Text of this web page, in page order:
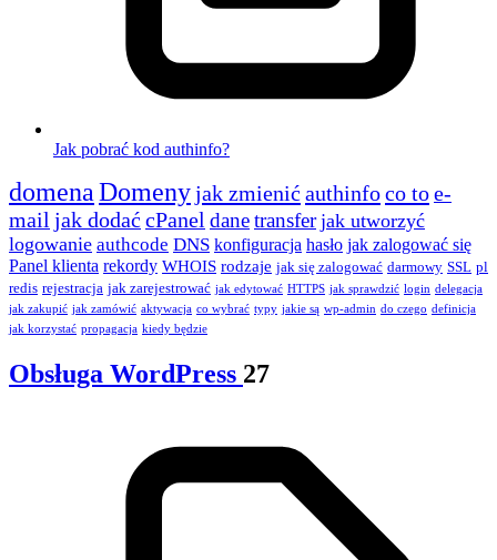
Jak pobrać kod authinfo?
domena Domenyjak zmienić authinfoco toe-
mail jak dodać cPanel danetransfer jak utworzyć
logowanie authcode DNS konfiguracja hasło jak zalogować się
Panel klienta rekordy WHOIS rodzaje jak się zalogować darmowy SSL pl
redis rejestracja jak zarejestrować jak edytować HTTPS jak sprawdzić login delegacja
jak zakupić jak zamówić aktywacja co wybrać typy jakie są wp-admin do czego definicja
jak korzystać propagacja kiedy będzie
Obsługa WordPress 27